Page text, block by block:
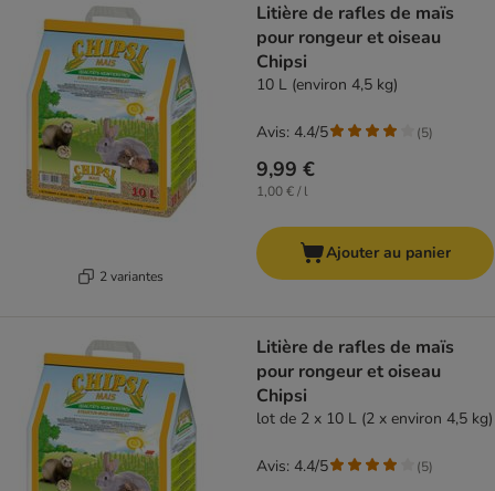
2 variantes
Litière de rafles de maïs
pour rongeur et oiseau
Chipsi
10 L (environ 4,5 kg)
9,99 €
1,00 € / l
Avis: 4.4/5 (5)
Ajouter au panier
Litière de rafles de maïs
pour rongeur et oiseau
Chipsi
lot de 2 x 10 L (2 x environ 4,5 kg)
Avis: 4.4/5 (5)